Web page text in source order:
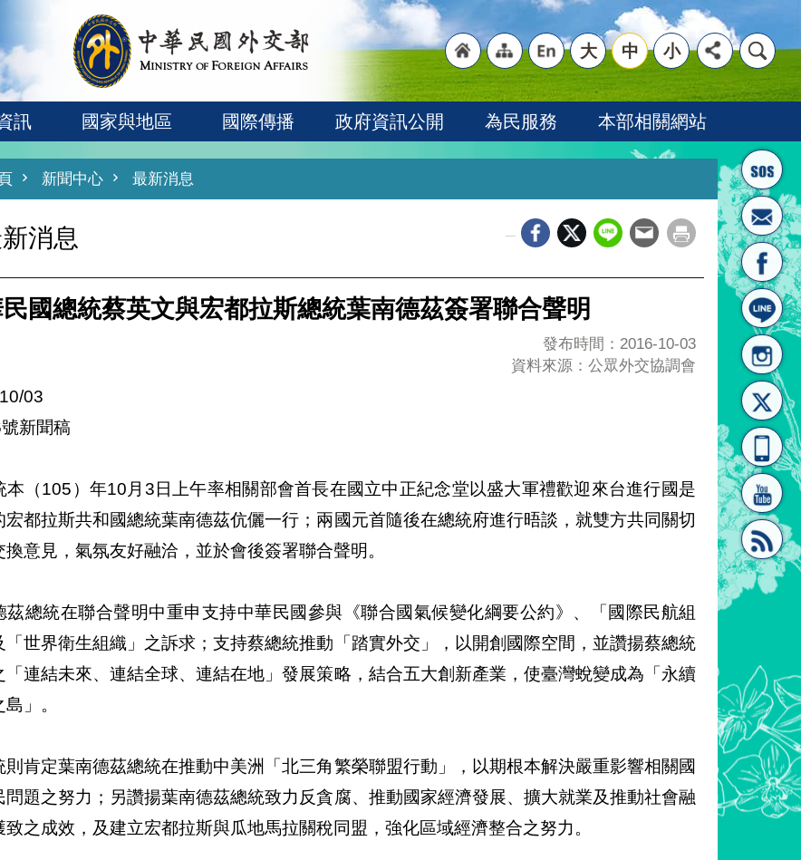
首頁
"網
站導
"英
文語
大 中 小
訊 國家與地區 國際傳播 政府資訊公開 為民服務 本部相關網站
新聞中心 最新消息
消息
國總統蔡英文與宏都拉斯總統葉南德茲簽署聯合聲明
發布時間：2016-10-03
資料來源：公眾外交協調會
03
號新聞稿
本（105）年10月3日上午率相關部會首長在國立中正紀念堂以盛大軍禮歡迎來台進行國是
宏都拉斯共和國總統葉南德茲伉儷一行；兩國元首隨後在總統府進行晤談，就雙方共同關切
換意見，氣氛友好融洽，並於會後簽署聯合聲明。
茲總統在聯合聲明中重申支持中華民國參與《聯合國氣候變化綱要公約》、「國際民航組
「世界衛生組織」之訴求；支持蔡總統推動「踏實外交」，以開創國際空間，並讚揚蔡總統
「連結未來、連結全球、連結在地」發展策略，結合五大創新產業，使臺灣蛻變成為「永續
」。
則肯定葉南德茲總統在推動中美洲「北三角繁榮聯盟行動」，以期根本解決嚴重影響相關國
問題之努力；另讚揚葉南德茲總統致力反貪腐、推動國家經濟發展、擴大就業及推動社會融
致之成效，及建立宏都拉斯與瓜地馬拉關稅同盟，強化區域經濟整合之努力。